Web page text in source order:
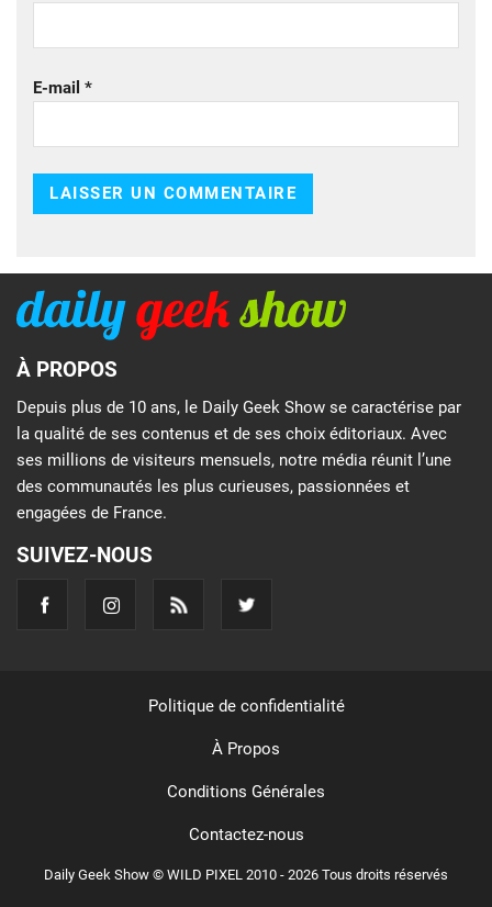
E-mail *
À PROPOS
Depuis plus de 10 ans, le Daily Geek Show se caractérise par
la qualité de ses contenus et de ses choix éditoriaux. Avec
ses millions de visiteurs mensuels, notre média réunit l’une
des communautés les plus curieuses, passionnées et
engagées de France.
SUIVEZ-NOUS
Daily Geek Show © WILD PIXEL 2010 - 2026 Tous droits réservés
Politique de confidentialité
À Propos
Conditions Générales
Contactez-nous